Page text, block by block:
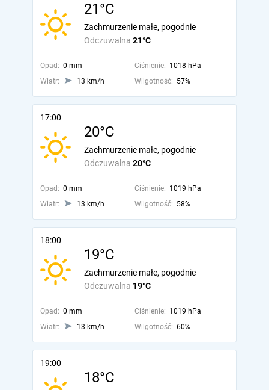
21°C
Odczuwalna 21°C
Zachmurzenie małe, pogodnie
Opad: 0 mm Ciśnienie: 1018 hPa
Wiatr:
13 km/h Wilgotność: 57%
17:00
20°C
Odczuwalna 20°C
Zachmurzenie małe, pogodnie
Opad: 0 mm Ciśnienie: 1019 hPa
Wiatr:
13 km/h Wilgotność: 58%
18:00
19°C
Odczuwalna 19°C
Zachmurzenie małe, pogodnie
Opad: 0 mm Ciśnienie: 1019 hPa
Wiatr:
13 km/h Wilgotność: 60%
19:00
18°C